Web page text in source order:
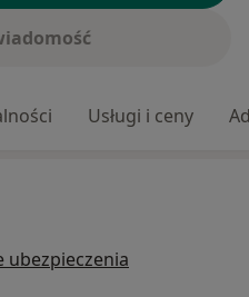
Usługi i ceny
ubezpieczenia